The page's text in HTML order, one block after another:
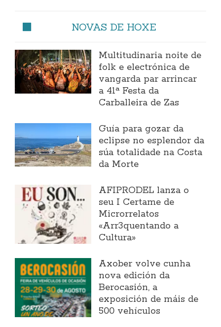
NOVAS DE HOXE
Multitudinaria noite de
folk e electrónica de
vangarda par arrincar
a 41ª Festa da
Carballeira de Zas
Guía para gozar da
eclipse no esplendor da
súa totalidade na Costa
da Morte
AFIPRODEL lanza o
seu I Certame de
Microrrelatos
«Arr3quentando a
Cultura»
Axober volve cunha
nova edición da
Berocasión, a
exposición de máis de
500 vehículos